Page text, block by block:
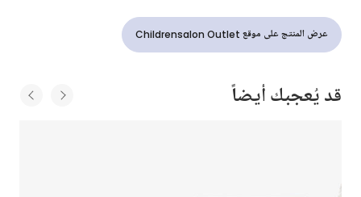
عرض المنتج على موقع Childrensalon Outlet
قد يُعجبك أيضاً